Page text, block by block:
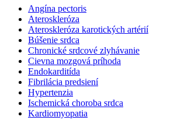
Angína pectoris
Ateroskleróza
Ateroskleróza karotických artérií
Búšenie srdca
Chronické srdcové zlyhávanie
Cievna mozgová príhoda
Endokarditída
Fibrilácia predsiení
Hypertenzia
Ischemická choroba srdca
Kardiomyopatia